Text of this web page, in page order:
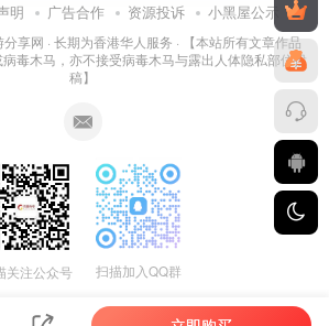
明 广告合作 资源投诉 小黑屋公示
分享网 · 长期为香港华人服务 · 【本站所有文章作品
毒木马，亦不接受病毒木马与露出人体隐私部位投
稿】
关注公众号 扫描加入QQ群